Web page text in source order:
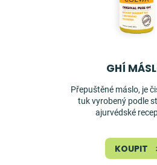
GHÍ
Přepuštěné máslo, je
tuk vyrobený podle
ajurvédské
KOUPIT